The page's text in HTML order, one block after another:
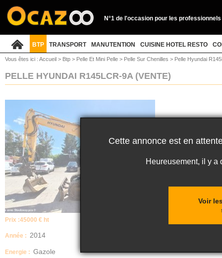
N°1 de l'occasion pour les professionnels
BTP TRANSPORT MANUTENTION CUISINE HOTEL RESTO
Vous êtes ici : Accueil > Btp > Pelle Et Mini Pelle > Pelle Sur Chenilles > Pelle Hyundai
PELLE HYUNDAI R145LCR-9A (VENTE)
Prix :45000 € ht
Année : 2014
Energie : Gazole
Cette annonce est en
Heureusement, il y a
Voir